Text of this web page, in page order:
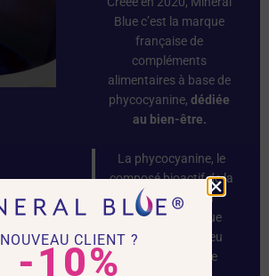
Blue c’est la marque
française de
compléments
alimentaires à base de
phycocyanine,dédiée
au bien-être.
La phycocyanine, le
composé bioactif de la
spiruline, est un
pigment protéique
naturellement bleu
dont la structure
NOUVEAU CLIENT ?
-10%